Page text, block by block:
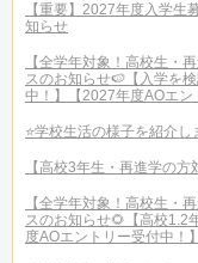
【重要】2027年度入学生
知らせ
【全学年対象！高校生・
スのお知らせ🍉【入学を
中！】【2027年度AOエン
⭐学校生活の様子を紹介し
【高校3年生・再進学の
【全学年対象！高校生・
スのお知らせ🌻【高校1.2
度AOエントリー受付中！】